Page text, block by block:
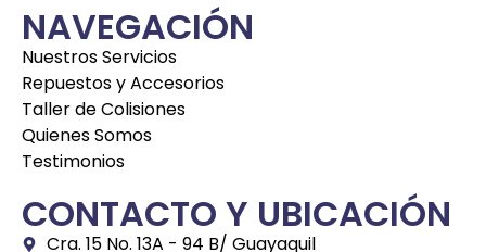
NAVEGACIÓN
Nuestros Servicios
Repuestos y Accesorios
Taller de Colisiones
Quienes Somos
Testimonios
CONTACTO Y UBICACIÓN
Cra. 15 No. 13A - 94 B/ Guayaquil